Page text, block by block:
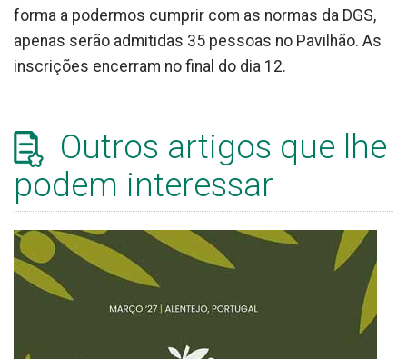
forma a podermos cumprir com as normas da DGS,
apenas serão admitidas 35 pessoas no Pavilhão. As
inscrições encerram no final do dia 12.
Outros artigos que lhe
podem interessar